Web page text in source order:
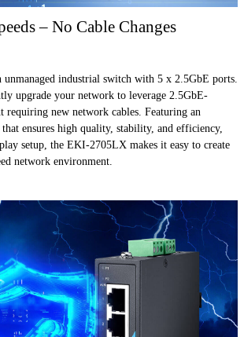
– No Cable Changes
industrial switch with 5 x 2.5GbE ports.
upgrade your network to leverage 2.5GbE-
requiring new network cables. Featuring an
ensures high quality, stability, and efficiency,
setup, the EKI-2705LX makes it easy to create
network environment.